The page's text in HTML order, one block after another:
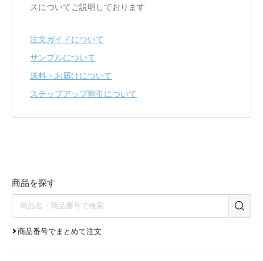
スについてご説明しております
注文ガイドについて
サンプルについて
送料・お届けについて
ステップアップ割引について
商品を探す
商品番号でまとめて注文